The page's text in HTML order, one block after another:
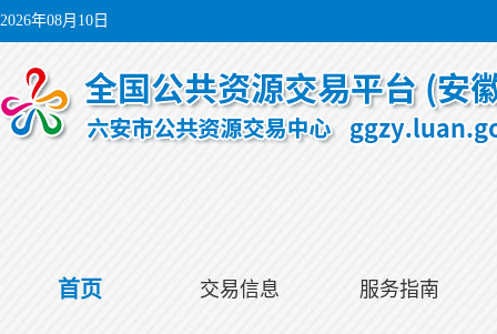
2026年08月10日
首页 交易信息 服务指南